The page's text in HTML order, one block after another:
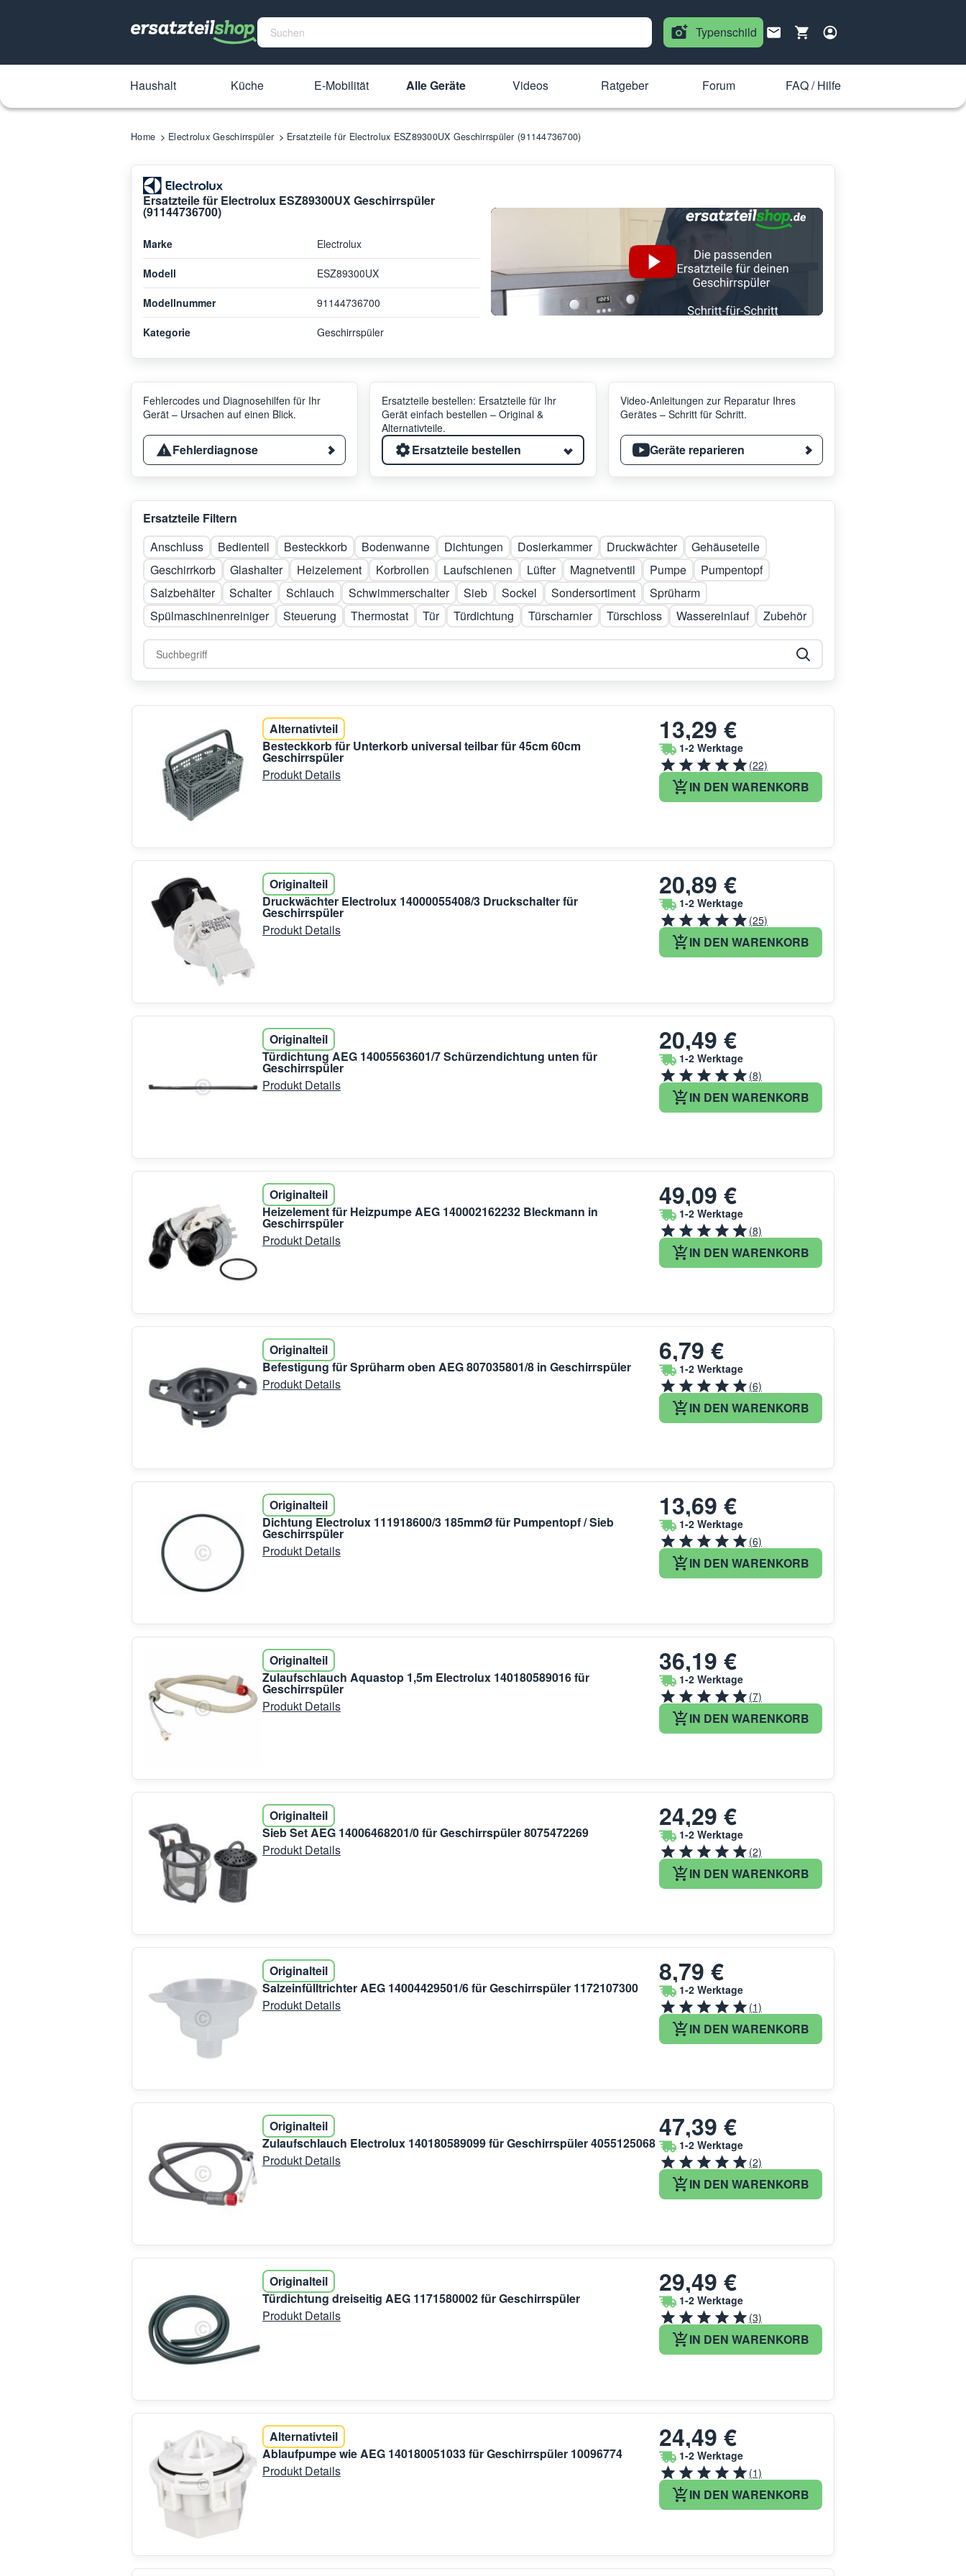
Typenschild
Haushalt Küche E-Mobilität Alle Geräte Videos Ratgeber Forum FAQ / Hilfe
Home Electrolux Geschirrspüler Ersatzteile für Electrolux ESZ89300UX Geschirrspüler (91144736700)
Ersatzteile für Electrolux ESZ89300UX Geschirrspüler
(91144736700)
Marke Electrolux
Modell ESZ89300UX
Modellnummer 91144736700
Kategorie Geschirrspüler
Fehlercodes und Diagnosehilfen für Ihr
Gerät – Ursachen auf einen Blick.
Fehlerdiagnose
Ersatzteile bestellen: Ersatzteile für Ihr
Gerät einfach bestellen – Original &
Alternativteile.
Ersatzteile bestellen
Video-Anleitungen zur Reparatur Ihres
Gerätes – Schritt für Schritt.
Geräte reparieren
Ersatzteile Filtern
Anschluss
Bedienteil Besteckkorb Bodenwanne Dichtungen Dosierkammer Druckwächter
Gehäuseteile
Geschirrkorb
Glashalter Heizelement Korbrollen Laufschienen Lüfter Magnetventil Pumpe
Pumpentopf
Salzbehälter
Schalter Schlauch Schwimmerschalter Sieb Sockel Sondersortiment
Sprüharm
Spülmaschinenreiniger
Steuerung Thermostat Tür Türdichtung Türscharnier Türschloss Wassereinlauf Zubehör
Alternativteil
Besteckkorb für Unterkorb universal teilbar für 45cm 60cm
Geschirrspüler
Produkt Details
13,29 €
1-2 Werktage
(22)
IN DEN WARENKORB
Originalteil
Druckwächter Electrolux 14000055408/3 Druckschalter für
Geschirrspüler
Produkt Details
20,89 €
1-2 Werktage
(25)
IN DEN WARENKORB
Originalteil
Türdichtung AEG 14005563601/7 Schürzendichtung unten für
Geschirrspüler
Produkt Details
20,49 €
1-2 Werktage
(8)
IN DEN WARENKORB
Originalteil
Heizelement für Heizpumpe AEG 140002162232 Bleckmann in
Geschirrspüler
Produkt Details
49,09 €
1-2 Werktage
(8)
IN DEN WARENKORB
Originalteil
Befestigung für Sprüharm oben AEG 807035801/8 in Geschirrspüler
Produkt Details
6,79 €
1-2 Werktage
(6)
IN DEN WARENKORB
Originalteil
Dichtung Electrolux 111918600/3 185mmØ für Pumpentopf / Sieb
Geschirrspüler
Produkt Details
13,69 €
1-2 Werktage
(6)
IN DEN WARENKORB
Originalteil
Zulaufschlauch Aquastop 1,5m Electrolux 140180589016 für
Geschirrspüler
Produkt Details
36,19 €
1-2 Werktage
(7)
IN DEN WARENKORB
Originalteil
Sieb Set AEG 14006468201/0 für Geschirrspüler 8075472269
Produkt Details
24,29 €
1-2 Werktage
(2)
IN DEN WARENKORB
Originalteil
Salzeinfülltrichter AEG 14004429501/6 für Geschirrspüler 1172107300
Produkt Details
8,79 €
1-2 Werktage
(1)
IN DEN WARENKORB
Originalteil
Zulaufschlauch Electrolux 140180589099 für Geschirrspüler 4055125068
Produkt Details
47,39 €
1-2 Werktage
(2)
IN DEN WARENKORB
Originalteil
Türdichtung dreiseitig AEG 1171580002 für Geschirrspüler
Produkt Details
29,49 €
1-2 Werktage
(3)
IN DEN WARENKORB
Alternativteil
Ablaufpumpe wie AEG 140180051033 für Geschirrspüler 10096774
Produkt Details
24,49 €
1-2 Werktage
(1)
IN DEN WARENKORB